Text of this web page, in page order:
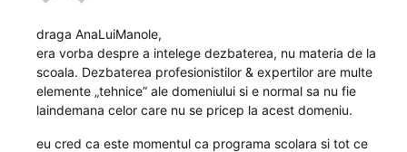
draga AnaLuiManole,
era vorba despre a intelege dezbaterea, nu materia de la
scoala. Dezbaterea profesionistilor & expertilor are multe
elemente „tehnice” ale domeniului si e normal sa nu fie
laindemana celor care nu se pricep la acest domeniu.
eu cred ca este momentul ca programa scolara si tot ce